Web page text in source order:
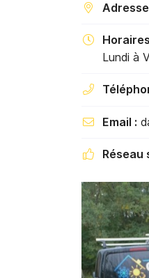


Lundi à

 Email :
 Réseau